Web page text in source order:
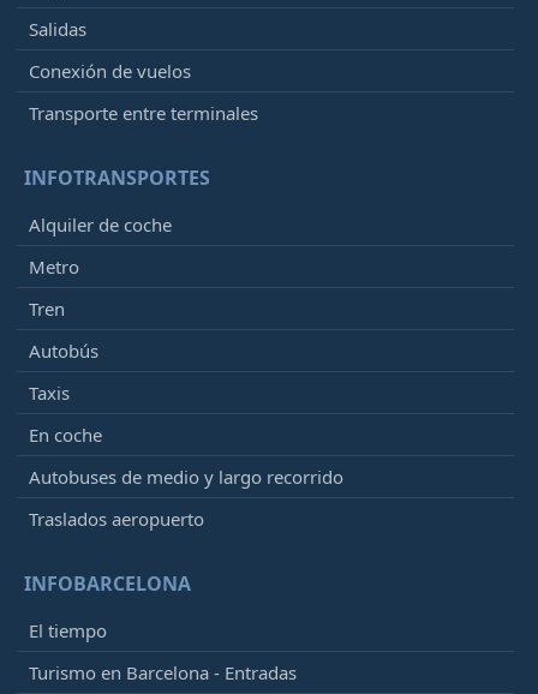
Salidas
Conexión de vuelos
Transporte entre terminales
INFOTRANSPORTES
Alquiler de coche
Metro
Tren
Autobús
Taxis
En coche
Autobuses de medio y largo recorrido
Traslados aeropuerto
INFOBARCELONA
El tiempo
Turismo en Barcelona - Entradas